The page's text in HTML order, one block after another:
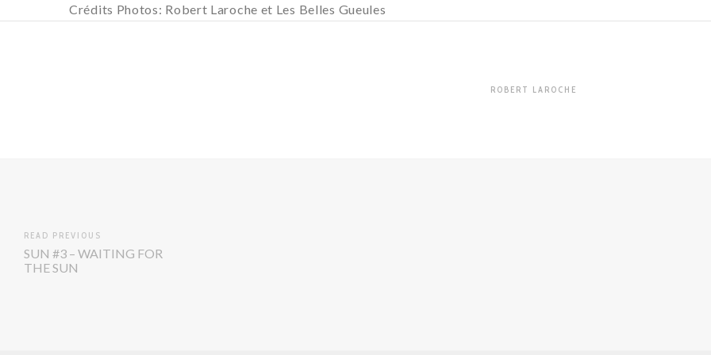
Crédits Photos: Robert Laroche et Les Belles Gueules
ROBERT LAROCHE
READ PREVIOUS
SUN #3 – WAITING FOR
THE SUN